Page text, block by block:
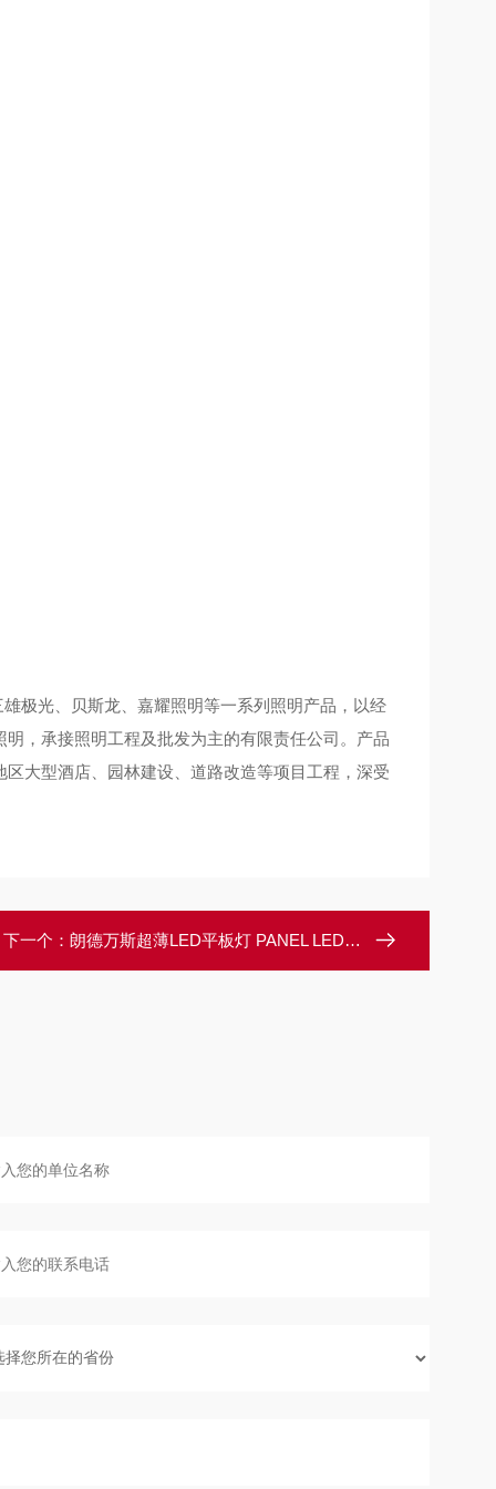
极光、贝斯龙、嘉耀照明等一系列照明产品，以经
，承接照明工程及批发为主的有限责任公司。产品
大型酒店、园林建设、道路改造等项目工程，深受
下一个： 朗德万斯超薄LED平板灯 PANEL LED 53W 600*1200MM